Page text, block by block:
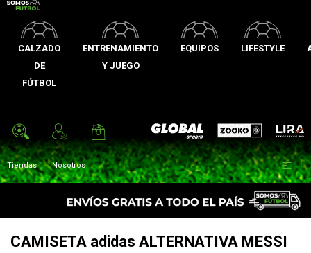
CALZADO
DE
FÚTBOL
ENTRENAMIENTO
Y JUEGO
EQUIPOS LIFESTYLE
Global Sports Zooko Lira
Tiendas Nosotros 
CAMISETA adidas ALTERNATIVA MESSI